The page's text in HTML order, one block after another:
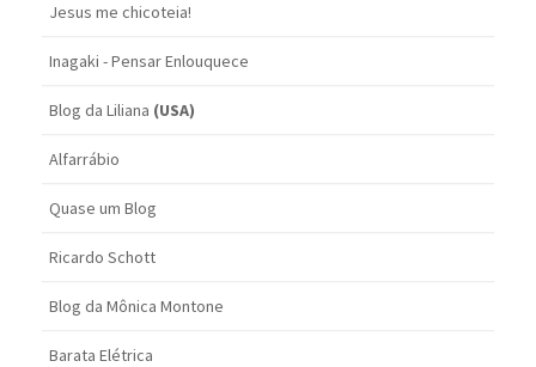
Jesus me chicoteia!
Inagaki - Pensar Enlouquece
Blog da Liliana (USA)
Alfarrábio
Quase um Blog
Ricardo Schott
Blog da Mônica Montone
Barata Elétrica